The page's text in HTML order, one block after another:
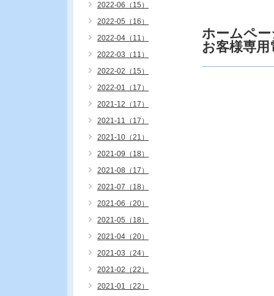
ホームペ
お客様専用
2022-06（15）
2022-05（16）
2022-04（11）
2022-03（11）
2022-02（15）
2022-01（17）
2021-12（17）
2021-11（17）
2021-10（21）
2021-09（18）
2021-08（17）
2021-07（18）
2021-06（20）
2021-05（18）
2021-04（20）
2021-03（24）
2021-02（22）
2021-01（22）